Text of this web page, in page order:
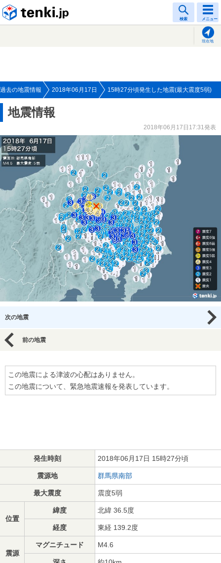
検索 メニュー
現在地
過去の地震情報 2018年06月17日 15時27分頃発生した地震(最大震度5弱)
地震情報
2018年06月17日17:31発表
次の地震
前の地震
この地震による津波の心配はありません。
この地震について、緊急地震速報を発表しています。
発生時刻 2018年06月17日 15時27分頃
震源地 群馬県南部
最大震度 震度5弱
位置
緯度 北緯 36.5度
経度 東経 139.2度
震源
マグニチュード M4.6